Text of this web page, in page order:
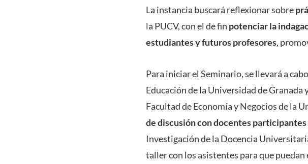
La instancia buscará reflexionar sobre
la PUCV, con el de fin potenciar la
estudiantes y futuros profesores,
Para iniciar el Seminario, se llevará a
Educación de la Universidad de
Facultad de Economía y Negocios de la
de discusión con docentes participantes
Investigación de la Docencia
taller con los asistentes para que